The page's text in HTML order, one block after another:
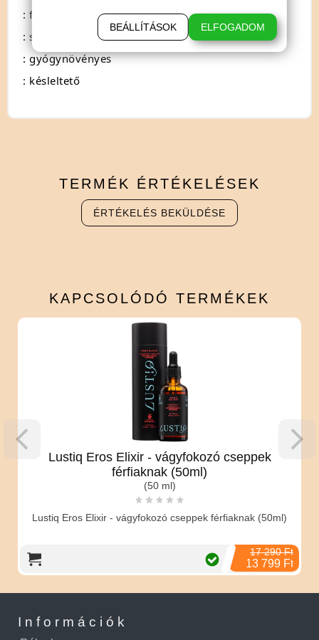
: férfiaknak
: spray
: gyógynövényes
: késleltető
TERMÉK ÉRTÉKELÉSEK
ÉRTÉKELÉS BEKÜLDÉSE
KAPCSOLÓDÓ TERMÉKEK
Lustiq Eros Elixir - vágyfokozó cseppek
férfiaknak (50ml)
(50 ml)
Lustiq Eros Elixir - vágyfokozó cseppek férfiaknak (50ml)
17 290 Ft
13 799 Ft
Információk
BEÁLLÍTÁSOK ELFOGADOM